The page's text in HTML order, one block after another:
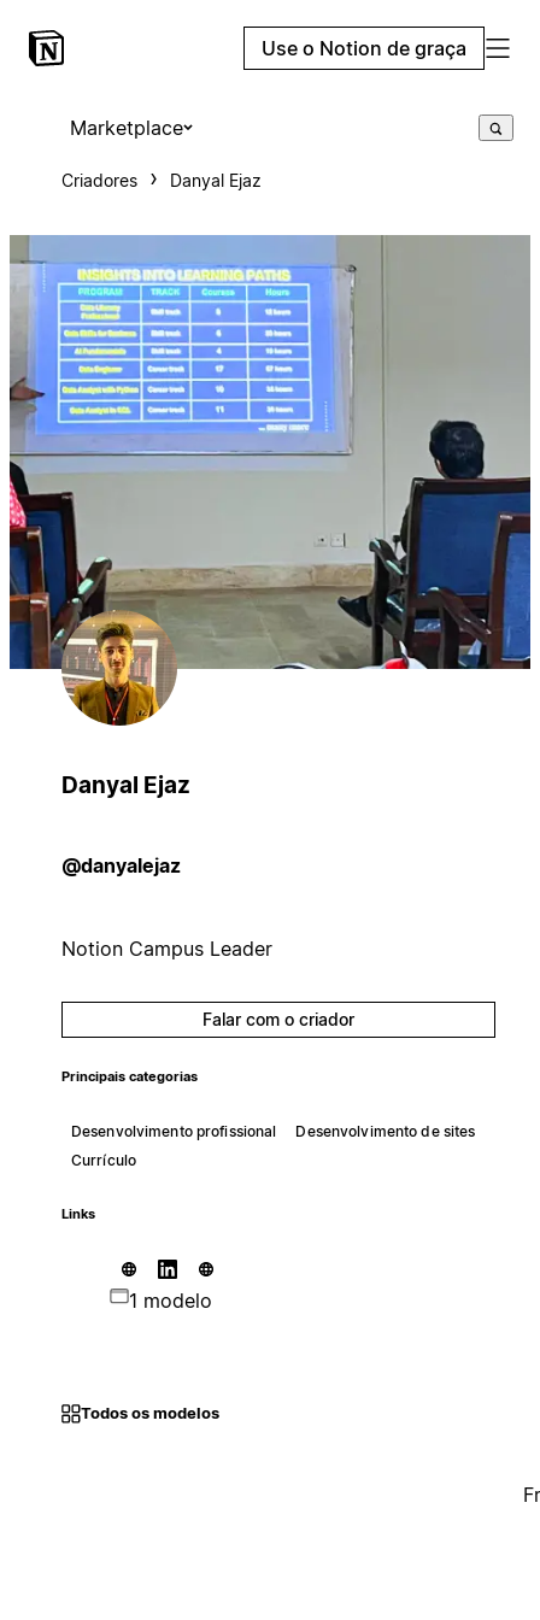
Use o Notion de graça
Marketplace
Criadores Danyal Ejaz
Danyal Ejaz
@danyalejaz
Notion Campus Leader
Falar com o criador
Principais categorias
Desenvolvimento profissional
Desenvolvimento de sites
Currículo
Links
1 modelo
Todos os modelos